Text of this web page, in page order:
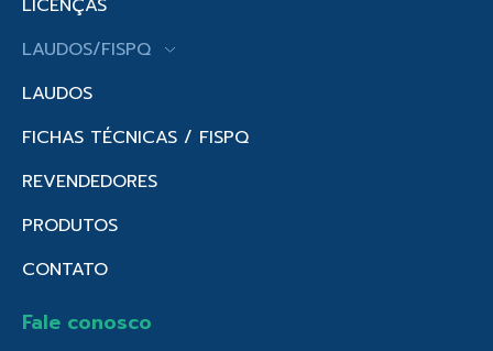
LAUDOS/FISPQ
LAUDOS
FICHAS TÉCNICAS / FISPQ
REVENDEDORES
PRODUTOS
CONTATO
Fale conosco